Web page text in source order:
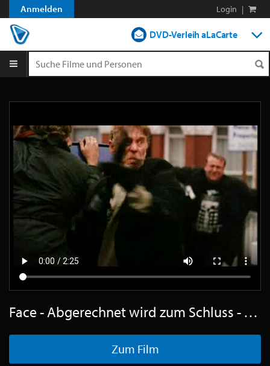
Anmelden Login |
DVD-Verleih aLaCarte
Blog
Face - Abgerechnet wird zum Schluss - Trailer Englisch SD
Zum Film